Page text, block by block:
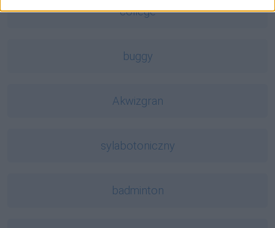
college
buggy
Akwizgran
sylabotoniczny
badminton